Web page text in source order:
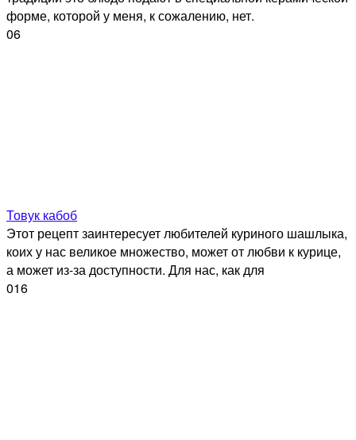
форме, которой у меня, к сожалению, нет.
06
Товук кабоб
Этот рецепт заинтересует любителей куриного шашлыка,
коих у нас великое множество, может от любви к курице,
а может из-за доступности. Для нас, как для
016